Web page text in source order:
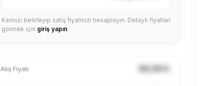
Karınızı belirleyip satış fiyatınızı hesaplayın. Detaylı fiyatları
görmek için giriş yapın.
Alış Fiyatı XX,XX ₺